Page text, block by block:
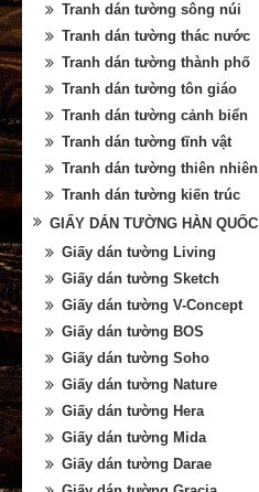
Tranh dán tường sông núi
Tranh dán tường thác nước
Tranh dán tường thành phố
Tranh dán tường tôn giáo
Tranh dán tường cảnh biển
Tranh dán tường tĩnh vật
Tranh dán tường thiên nhiên
Tranh dán tường kiến trúc
GIẤY DÁN TƯỜNG HÀN QUỐC
Giấy dán tường Living
Giấy dán tường Sketch
Giấy dán tường V-Concept
Giấy dán tường BOS
Giấy dán tường Soho
Giấy dán tường Nature
Giấy dán tường Hera
Giấy dán tường Mida
Giấy dán tường Darae